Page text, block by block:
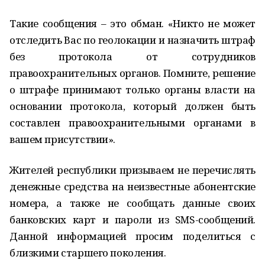
Такие сообщения – это обман. «Никто не может
отследить Вас по геолокации и назначить штраф
без протокола от сотрудников
правоохранительных органов. Помните, решение
о штрафе принимают только органы власти на
основании протокола, который должен быть
составлен правоохранительными органами в
вашем присутствии».
Жителей республики призываем не перечислять
денежные средства на неизвестные абонентские
номера, а также не сообщать данные своих
банковских карт и пароли из SMS-сообщений.
Данной информацией просим поделиться с
близкими старшего поколения.